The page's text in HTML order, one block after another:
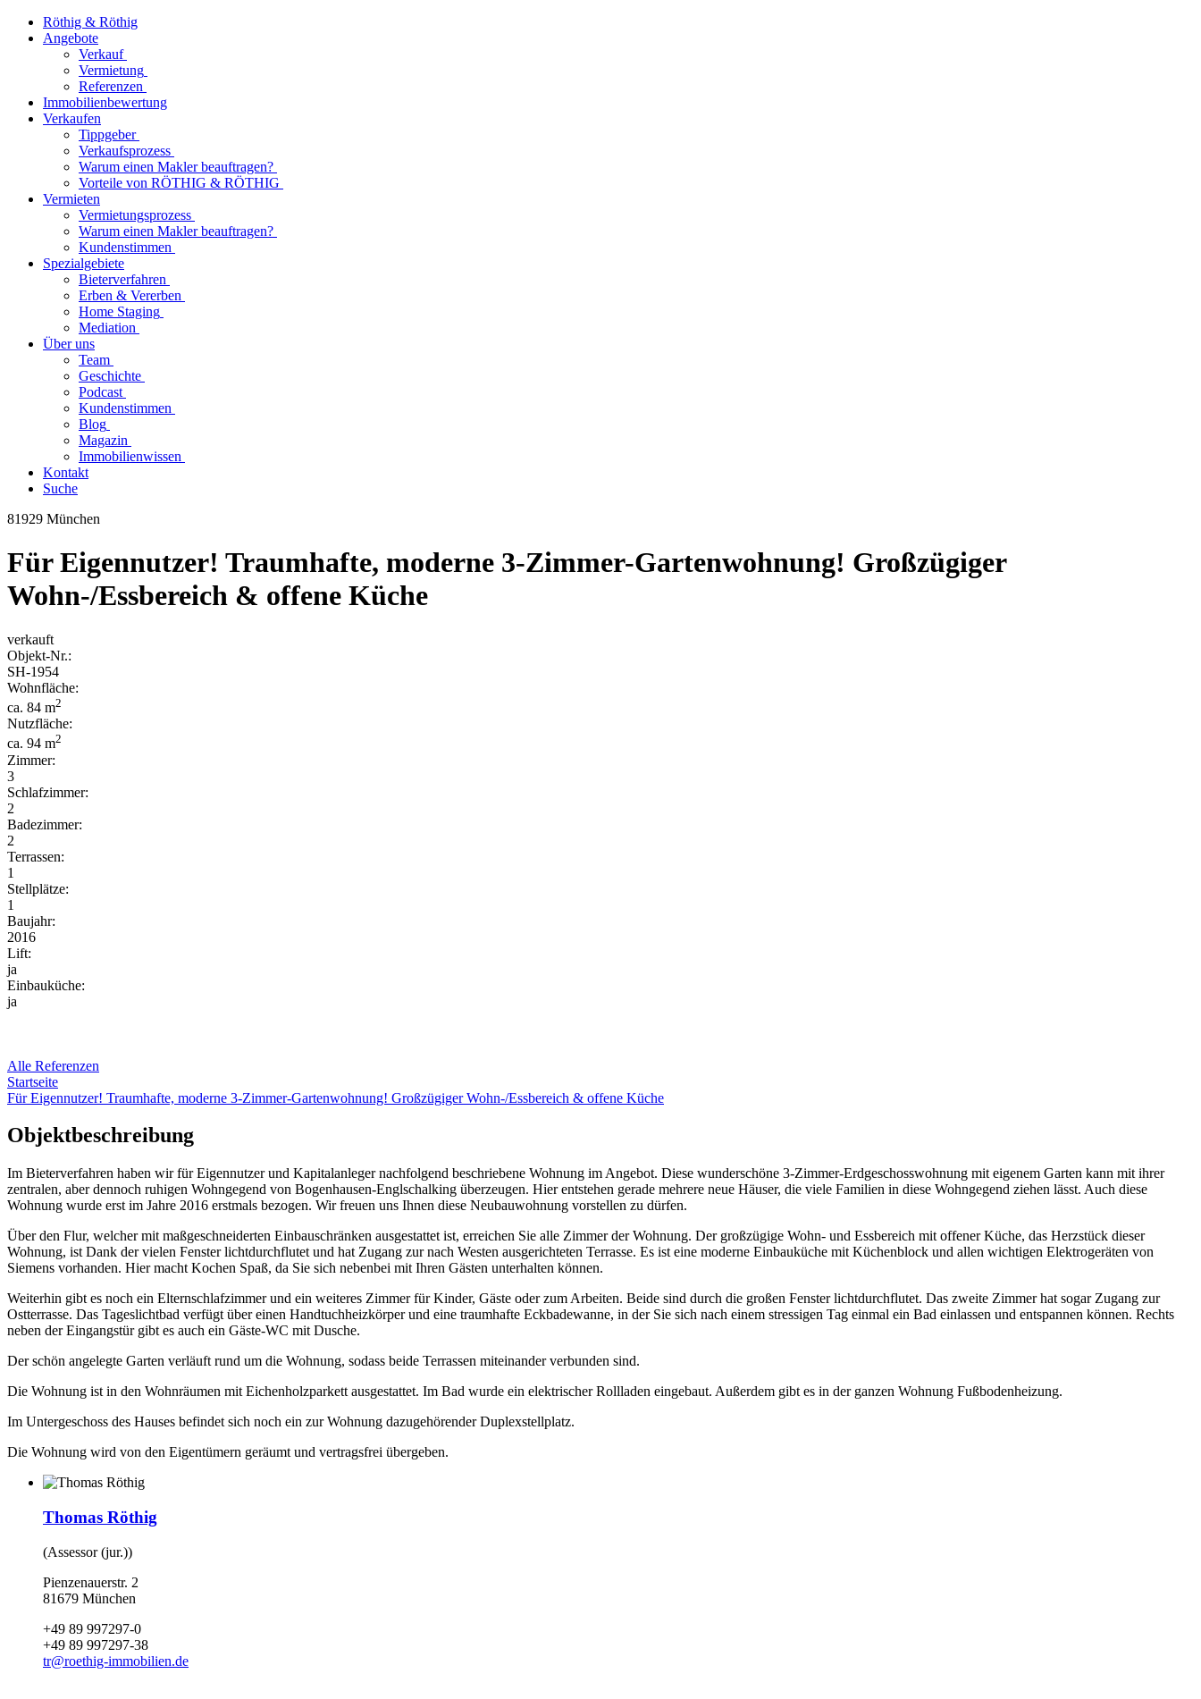
Röthig & Röthig
Angebote
Verkauf
Vermietung
Referenzen
Immobilienbewertung
Verkaufen
Tippgeber
Verkaufsprozess
Warum einen Makler beauftragen?
Vorteile von RÖTHIG & RÖTHIG
Vermieten
Vermietungsprozess
Warum einen Makler beauftragen?
Kundenstimmen
Spezialgebiete
Bieterverfahren
Erben & Vererben
Home Staging
Mediation
Über uns
Team
Geschichte
Podcast
Kundenstimmen
Blog
Magazin
Immobilienwissen
Kontakt
Suche
81929 München
Für Eigennutzer! Traumhafte, moderne 3-Zimmer-Gartenwohnung! Großzügiger
Wohn-/Essbereich & offene Küche
verkauft
Objekt-Nr.:
SH-1954
Wohnfläche:
ca. 84 m2
Nutzfläche:
ca. 94 m2
Zimmer:
3
Schlafzimmer:
2
Badezimmer:
2
Terrassen:
1
Stellplätze:
1
Baujahr:
2016
Lift:
ja
Einbauküche:
ja
Alle Referenzen
Startseite
Für Eigennutzer! Traumhafte, moderne 3-Zimmer-Gartenwohnung! Großzügiger Wohn-/Essbereich & offene Küche
Objektbeschreibung
Im Bieterverfahren haben wir für Eigennutzer und Kapitalanleger nachfolgend beschriebene Wohnung im Angebot. Diese wunderschöne 3-Zimmer-Erdgeschosswohnung mit eigenem Garten kann mit ihrer
zentralen, aber dennoch ruhigen Wohngegend von Bogenhausen-Englschalking überzeugen. Hier entstehen gerade mehrere neue Häuser, die viele Familien in diese Wohngegend ziehen lässt. Auch diese
Wohnung wurde erst im Jahre 2016 erstmals bezogen. Wir freuen uns Ihnen diese Neubauwohnung vorstellen zu dürfen.
Über den Flur, welcher mit maßgeschneiderten Einbauschränken ausgestattet ist, erreichen Sie alle Zimmer der Wohnung. Der großzügige Wohn- und Essbereich mit offener Küche, das Herzstück dieser
Wohnung, ist Dank der vielen Fenster lichtdurchflutet und hat Zugang zur nach Westen ausgerichteten Terrasse. Es ist eine moderne Einbauküche mit Küchenblock und allen wichtigen Elektrogeräten von
Siemens vorhanden. Hier macht Kochen Spaß, da Sie sich nebenbei mit Ihren Gästen unterhalten können.
Weiterhin gibt es noch ein Elternschlafzimmer und ein weiteres Zimmer für Kinder, Gäste oder zum Arbeiten. Beide sind durch die großen Fenster lichtdurchflutet. Das zweite Zimmer hat sogar Zugang zur
Ostterrasse. Das Tageslichtbad verfügt über einen Handtuchheizkörper und eine traumhafte Eckbadewanne, in der Sie sich nach einem stressigen Tag einmal ein Bad einlassen und entspannen können. Rechts
neben der Eingangstür gibt es auch ein Gäste-WC mit Dusche.
Der schön angelegte Garten verläuft rund um die Wohnung, sodass beide Terrassen miteinander verbunden sind.
Die Wohnung ist in den Wohnräumen mit Eichenholzparkett ausgestattet. Im Bad wurde ein elektrischer Rollladen eingebaut. Außerdem gibt es in der ganzen Wohnung Fußbodenheizung.
Im Untergeschoss des Hauses befindet sich noch ein zur Wohnung dazugehörender Duplexstellplatz.
Die Wohnung wird von den Eigentümern geräumt und vertragsfrei übergeben.
Thomas Röthig
(Assessor (jur.))
Pienzenauerstr. 2
81679 München
+49 89 997297-0
+49 89 997297-38
tr@roethig-immobilien.de